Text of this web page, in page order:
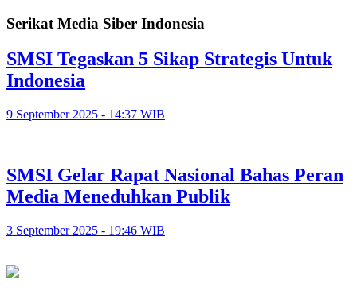
Serikat Media Siber Indonesia
SMSI Tegaskan 5 Sikap Strategis Untuk
Indonesia
9 September 2025 - 14:37 WIB
SMSI Gelar Rapat Nasional Bahas Peran
Media Meneduhkan Publik
3 September 2025 - 19:46 WIB